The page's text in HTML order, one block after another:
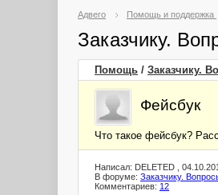
Адвего Помощь и поддержка
Заказчику.
Помощь / Заказчику.
Фейсбук
Что такое фейсбук?
Написал: DELETED ,
В форуме: Заказчику.
Комментариев: 12